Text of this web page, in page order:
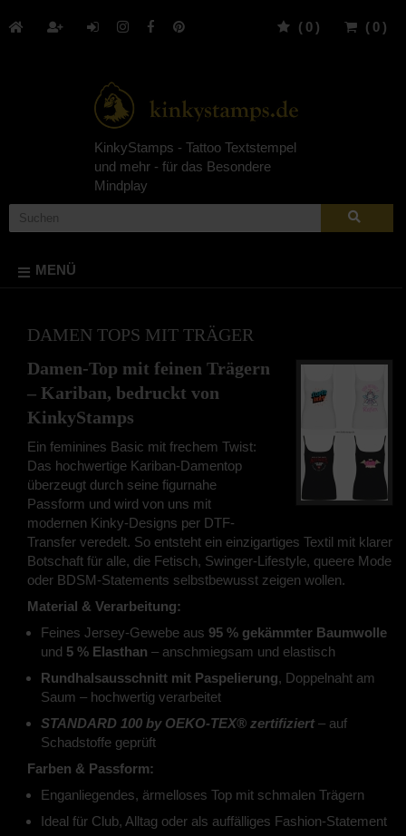
( 0 )
( 0 )
KinkyStamps - Tattoo Textstempel
und mehr - für das Besondere
Mindplay
MENÜ
DAMEN TOPS MIT TRÄGER
Damen-Top mit feinen Trägern
– Kariban, bedruckt von
KinkyStamps
Ein feminines Basic mit frechem Twist:
Das hochwertige Kariban-Damentop
überzeugt durch seine figurnahe
Passform und wird von uns mit
modernen Kinky-Designs per DTF-
Transfer veredelt. So entsteht ein einzigartiges Textil mit klarer
Botschaft für alle, die Fetisch, Swinger-Lifestyle, queere Mode
oder BDSM-Statements selbstbewusst zeigen wollen.
Material & Verarbeitung:
Feines Jersey-Gewebe aus 95 % gekämmter Baumwolle
und 5 % Elasthan – anschmiegsam und elastisch
Rundhalsausschnitt mit Paspelierung, Doppelnaht am
Saum – hochwertig verarbeitet
STANDARD 100 by OEKO-TEX® zertifiziert – auf
Schadstoffe geprüft
Farben & Passform:
Enganliegendes, ärmelloses Top mit schmalen Trägern
Ideal für Club, Alltag oder als auffälliges Fashion-Statement